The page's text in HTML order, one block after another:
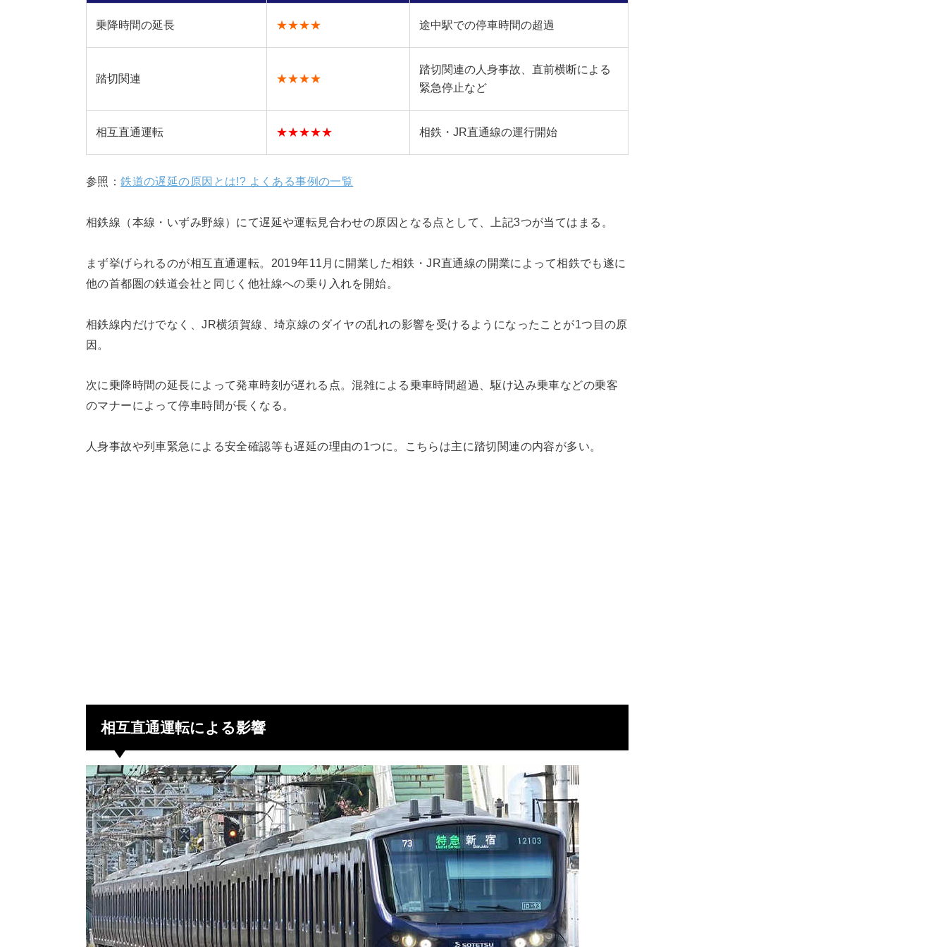
乗降時間の延長 ★★★★ 途中駅での停車時間の超過
踏切関連 ★★★★
踏切関連の人身事故、直前横断による
緊急停止など
相互直通運転 ★★★★★ 相鉄・JR直通線の運行開始
参照：鉄道の遅延の原因とは!? よくある事例の一覧
相鉄線（本線・いずみ野線）にて遅延や運転見合わせの原因となる点として、上記3つが当てはまる。
まず挙げられるのが相互直通運転。2019年11月に開業した相鉄・JR直通線の開業によって相鉄でも遂に
他の首都圏の鉄道会社と同じく他社線への乗り入れを開始。
相鉄線内だけでなく、JR横須賀線、埼京線のダイヤの乱れの影響を受けるようになったことが1つ目の原
因。
次に乗降時間の延長によって発車時刻が遅れる点。混雑による乗車時間超過、駆け込み乗車などの乗客
のマナーによって停車時間が長くなる。
人身事故や列車緊急による安全確認等も遅延の理由の1つに。こちらは主に踏切関連の内容が多い。
相互直通運転による影響